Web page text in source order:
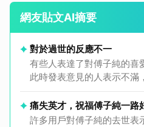
網友貼文AI摘要
對於過世的反應不一
有些人表達了對傅子純的喜
此時發表意見的人表示不滿
痛失英才，祝福傅子純一路
許多用戶對傅子純的去世表